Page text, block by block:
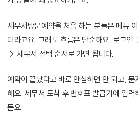
세무서방문예약을 처음 하는 분들은 메뉴
더라고요. 그래도 흐름은 단순해요. 로그
→ 세무서 선택 순서로 가면 됩니다.
예약이 끝났다고 바로 안심하면 안 되고,
해요. 세무서 도착 후 번호표 발급기에 입력
든요.